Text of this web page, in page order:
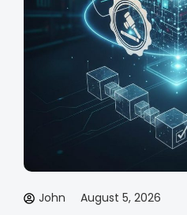
John August 5, 2026